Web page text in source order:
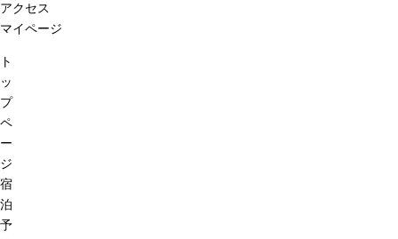
アクセス
マイページ
ト
ッ
プ
ペ
ー
ジ
宿
泊
予